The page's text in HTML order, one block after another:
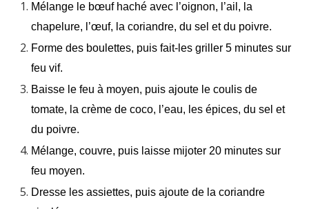
Mélange le bœuf haché avec l’oignon, l’ail, la
chapelure, l’œuf, la coriandre, du sel et du poivre.
Forme des boulettes, puis fait-les griller 5 minutes sur
feu vif.
Baisse le feu à moyen, puis ajoute le coulis de
tomate, la crème de coco, l’eau, les épices, du sel et
du poivre.
Mélange, couvre, puis laisse mijoter 20 minutes sur
feu moyen.
Dresse les assiettes, puis ajoute de la coriandre